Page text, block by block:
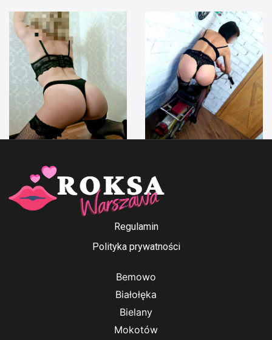
Anna Ford Irenka
Regulamin
Polityka prywatności
Bemowo
Białołęka
Bielany
Mokotów